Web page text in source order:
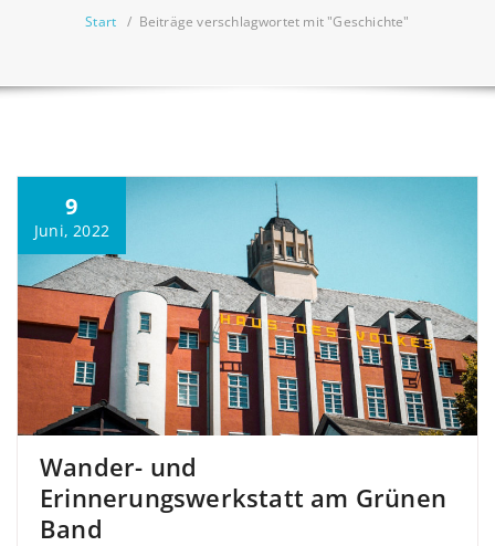
Start / Beiträge verschlagwortet mit "Geschichte"
9
Juni, 2022
Wander- und
Erinnerungswerkstatt am Grünen
Band